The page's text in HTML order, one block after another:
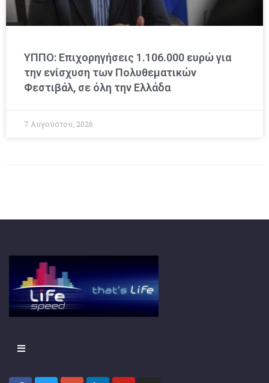
ΥΠΠΟ: Επιχορηγήσεις 1.106.000 ευρώ για
την ενίσχυση των Πολυθεματικών
Φεστιβάλ, σε όλη την Ελλάδα
7 Αυγούστου, 2026